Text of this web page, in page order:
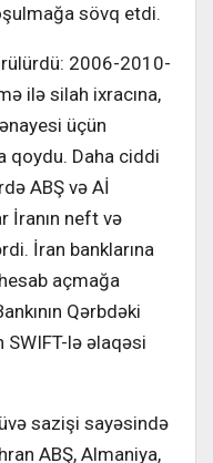
sövq etdi.
2006-2010-
ilə silah ixracına,
üçün
qoydu. Daha ciddi
ABŞ və Aİ
İranın neft və
İran banklarına
açmağa
Qərbdəki
SWIFT-lə əlaqəsi
sazişi sayəsində
ABŞ, Almaniya,